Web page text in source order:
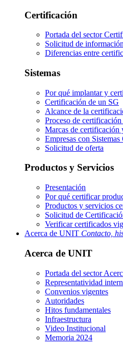
Certificación
Portada del sector
Solicitud de información
Diferencias entre
Sistemas
Por qué implantar y
Certificación de un SG
Alcance de la
Proceso de
Marcas de certificación
Empresas con
Solicitud de oferta
Productos y Servicios
Presentación
Por qué certificar
Productos y servicios
Solicitud de
Verificar certificados
Acerca de UNIT Contacto,
Acerca de UNIT
Portada del sector
Representatividad
Convenios vigentes
Autoridades
Hitos fundamentales
Infraestructura
Video Institucional
Memoria 2024